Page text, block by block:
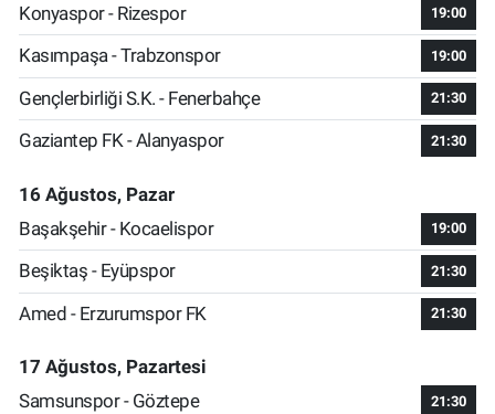
Konyaspor - Rizespor
19:00
Kasımpaşa - Trabzonspor 19:00
Gençlerbirliği S.K. - Fenerbahçe 21:30
Gaziantep FK - Alanyaspor 21:30
16 Ağustos, Pazar
Başakşehir - Kocaelispor
19:00
Beşiktaş - Eyüpspor 21:30
Amed - Erzurumspor FK 21:30
17 Ağustos, Pazartesi
Samsunspor - Göztepe
21:30